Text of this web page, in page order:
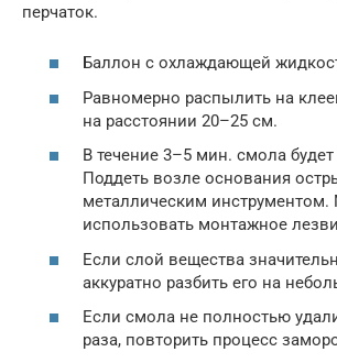
перчаток.
Баллон с охлаждающей
Равномерно распылить на
на расстоянии 20–25 см.
В течение 3–5 мин. смола
Поддеть возле основания
металлическим
использовать монтажное
Если слой вещества
аккуратно разбить его на
Если смола не полностью
раза, повторить процесс